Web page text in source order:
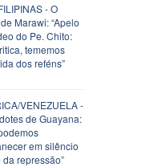
- O
Marawi: “Apelo
do Pe. Chito:
tememos
dos reféns”
VENEZUELA -
de Guayana:
em silêncio
repressão”